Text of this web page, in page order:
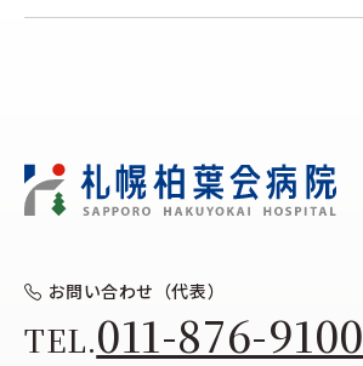
お問い合わせ（代表）
TEL.011-876-9100